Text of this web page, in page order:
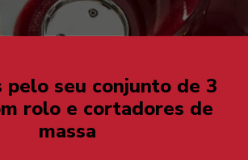
pelo seu conjunto de 3
rolo e cortadores de
massa
Registar agora